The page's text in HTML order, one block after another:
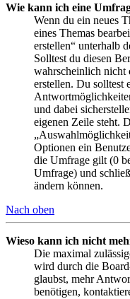
Wie kann ich eine
Wenn du ein neues
eines Themas
erstellen“ unterhalb
Solltest du diesen
wahrscheinlich nicht
erstellen. Du solltest
und dabei
eigenen Zeile steht.
Optionen ein
die Umfrage gilt (0
Umfrage) und
ändern können.
Nach oben
Wieso kann ich nicht
Die maximal
wird durch die
glaubst, mehr
benötigen,